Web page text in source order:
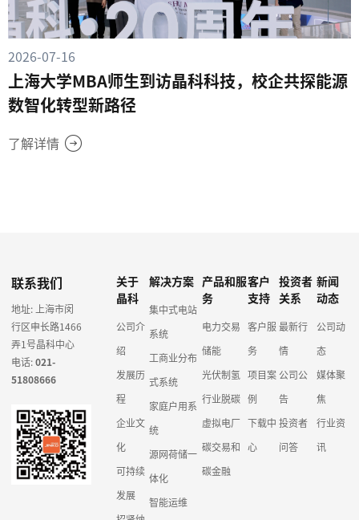
2026-07-16
上海大学MBA师生到访晶科科技，校企共探能源
数智化转型新路径
了解详情
联系我们
地址: 上海市闵
行区申长路1466
弄1号晶科中心
电话:021-
51808666
关于
晶科
公司介
绍
发展历
程
企业文
化
可持续
发展
解决方案
集中式电站
系统
工商业分布
式系统
家庭户用系
统
源网荷储一
体化
智能运维
产品和服
务
电力交易
储能
光伏制氢
行业脱碳
虚拟电厂
碳交易和
碳金融
客户
支持
客户服
务
项目案
例
下载中
心
投资者
关系
最新行
情
公司公
告
投资者
问答
新闻
动态
公司动
态
媒体聚
焦
行业资
讯